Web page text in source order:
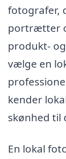
fotografer,
portrætter
produkt-
vælge en
kender
skønhed til
En lokal